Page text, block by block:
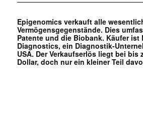
Epigenomics verkauft alle
Vermögensgegenstände. Dies
Patente und die Biobank. Käufer ist
Diagnostics, ein Diagnostik-
USA. Der Verkaufserlös liegt bei bis
Dollar, doch nur ein kleiner Teil